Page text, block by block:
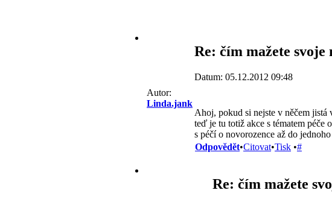
Autor:
Linda.jank
Re: čím mažete svoje
Datum: 05.12.2012 09:48
Ahoj, pokud si nejste v něčem jistá
teď je tu totiž akce s tématem péče
s péčí o novorozence až do
Odpovědět•Citovat•Tisk •#
Re: čím mažete